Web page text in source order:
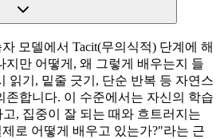
모델에서 Tacit(무의식적) 단계에 해
지만 어떻게, 왜 그렇게 배우는지 들
읽기, 밑줄 긋기, 단순 반복 등 자연스
존합니다. 이 수준에서는 자신의 학습
, 집중이 잘 되는 때와 흐트러지는
로 어떻게 배우고 있는가?"라는 근